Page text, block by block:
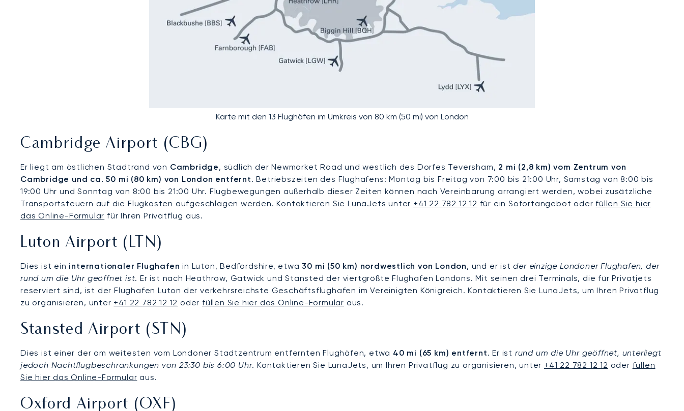
Karte mit den 13 Flughäfen im Umkreis von 80 km (50 mi) von London
Cambridge Airport (CBG)
Er liegt am östlichen Stadtrand von Cambridge, südlich der Newmarket Road und westlich des Dorfes Teversham, 2 mi (2,8 km) vom Zentrum von
Cambridge und ca. 50 mi (80 km) von London entfernt. Betriebszeiten des Flughafens: Montag bis Freitag von 7:00 bis 21:00 Uhr, Samstag von 8:00 bis
19:00 Uhr und Sonntag von 8:00 bis 21:00 Uhr. Flugbewegungen außerhalb dieser Zeiten können nach Vereinbarung arrangiert werden, wobei zusätzliche
Transportsteuern auf die Flugkosten aufgeschlagen werden. Kontaktieren Sie LunaJets unter +41 22 782 12 12 für ein Sofortangebot oder füllen Sie hier
das Online-Formular für Ihren Privatflug aus.
Luton Airport (LTN)
Dies ist ein internationaler Flughafen in Luton, Bedfordshire, etwa 30 mi (50 km) nordwestlich von London, und er istder einzige Londoner Flughafen, der
rund um die Uhr geöffnet ist. Er ist nach Heathrow, Gatwick und Stansted der viertgrößte Flughafen Londons. Mit seinen drei Terminals, die für Privatjets
reserviert sind, ist der Flughafen Luton der verkehrsreichste Geschäftsflughafen im Vereinigten Königreich. Kontaktieren Sie LunaJets, um Ihren Privatflug
zu organisieren, unter +41 22 782 12 12 oder füllen Sie hier das Online-Formular aus.
Stansted Airport (STN)
Dies ist einer der am weitesten vom Londoner Stadtzentrum entfernten Flughäfen, etwa 40 mi (65 km) entfernt. Er ist rund um die Uhr geöffnet, unterliegt
jedoch Nachtflugbeschränkungen von 23:30 bis 6:00 Uhr. Kontaktieren Sie LunaJets, um Ihren Privatflug zu organisieren, unter +41 22 782 12 12 oder füllen
Sie hier das Online-Formular aus.
Oxford Airport (OXF)